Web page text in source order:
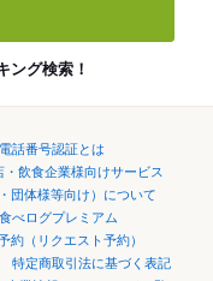
ング検索！
話番号認証とは
・飲食企業様向けサービス
団体様等向け）について
食べログプレミアム
約（リクエスト予約）
特定商取引法に基づく表記